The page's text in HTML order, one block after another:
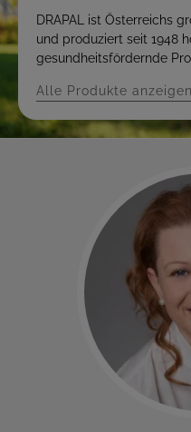
DRAPAL ist Österreichs
und produziert seit 1948
gesundheitsfördernde
Alle Produkte anzeigen